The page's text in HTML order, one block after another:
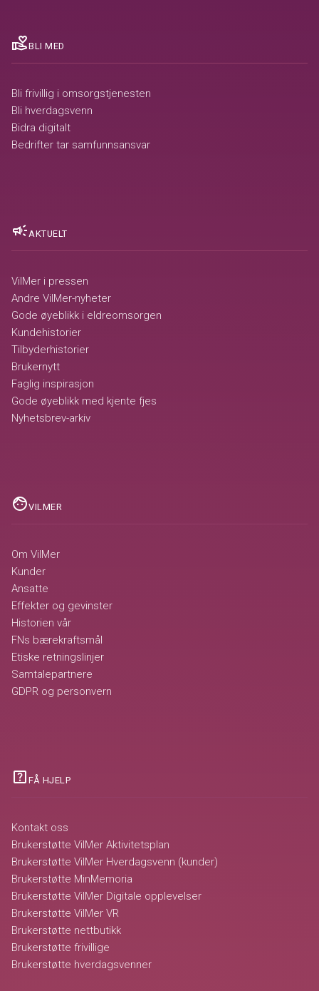
volunteer_activismBLI MED
Bli frivillig i omsorgstjenesten
Bli hverdagsvenn
Bidra digitalt
Bedrifter tar samfunnsansvar
campaignAKTUELT
VilMer i pressen
Andre VilMer-nyheter
Gode øyeblikk i eldreomsorgen
Kundehistorier
Tilbyderhistorier
Brukernytt
Faglig inspirasjon
Gode øyeblikk med kjente fjes
Nyhetsbrev-arkiv
faceVILMER
Om VilMer
Kunder
Ansatte
Effekter og gevinster
Historien vår
FNs bærekraftsmål
Etiske retningslinjer
Samtalepartnere
GDPR og personvern
help_center FÅ HJELP
Kontakt oss
Brukerstøtte VilMer Aktivitetsplan
Brukerstøtte VilMer Hverdagsvenn (kunder)
Brukerstøtte MinMemoria
Brukerstøtte VilMer Digitale opplevelser
Brukerstøtte VilMer VR
Brukerstøtte nettbutikk
Brukerstøtte frivillige
Brukerstøtte hverdagsvenner